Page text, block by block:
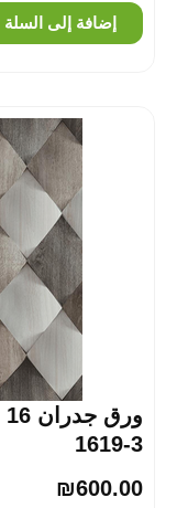
إضافة إلى السلة
‎1619-3
₪600.00